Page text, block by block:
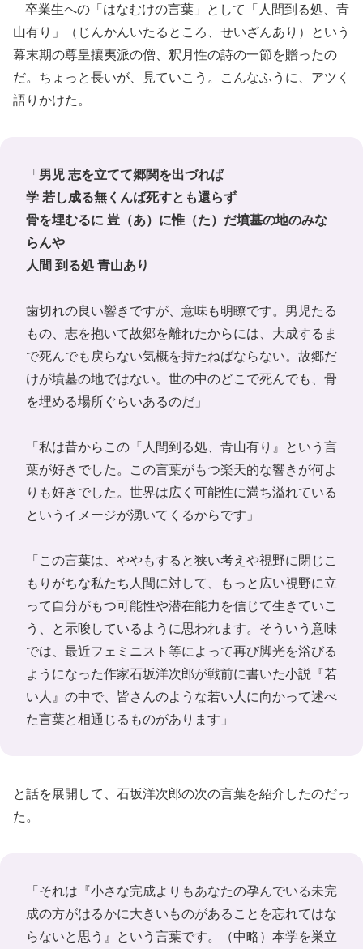
卒業生への「はなむけの言葉」として「人間到る処、青
山有り」（じんかんいたるところ、せいざんあり）という
幕末期の尊皇攘夷派の僧、釈月性の詩の一節を贈ったの
だ。ちょっと長いが、見ていこう。こんなふうに、アツく
語りかけた。
「男児 志を立てて郷関を出づれば
学 若し成る無くんば死すとも還らず
骨を埋むるに 豈（あ）に惟（た）だ墳墓の地のみな
らんや
人間 到る処 青山あり
歯切れの良い響きですが、意味も明瞭です。男児たる
もの、志を抱いて故郷を離れたからには、大成するま
で死んでも戻らない気概を持たねばならない。故郷だ
けが墳墓の地ではない。世の中のどこで死んでも、骨
を埋める場所ぐらいあるのだ」
「私は昔からこの『人間到る処、青山有り』という言
葉が好きでした。この言葉がもつ楽天的な響きが何よ
りも好きでした。世界は広く可能性に満ち溢れている
というイメージが湧いてくるからです」
「この言葉は、ややもすると狭い考えや視野に閉じこ
もりがちな私たち人間に対して、もっと広い視野に立
って自分がもつ可能性や潜在能力を信じて生きていこ
う、と示唆しているように思われます。そういう意味
では、最近フェミニスト等によって再び脚光を浴びる
ようになった作家石坂洋次郎が戦前に書いた小説『若
い人』の中で、皆さんのような若い人に向かって述べ
た言葉と相通じるものがあります」
と話を展開して、石坂洋次郎の次の言葉を紹介したのだっ
た。
「それは『小さな完成よりもあなたの孕んでいる未完
成の方がはるかに大きいものがあることを忘れてはな
らないと思う』という言葉です。（中略）本学を巣立